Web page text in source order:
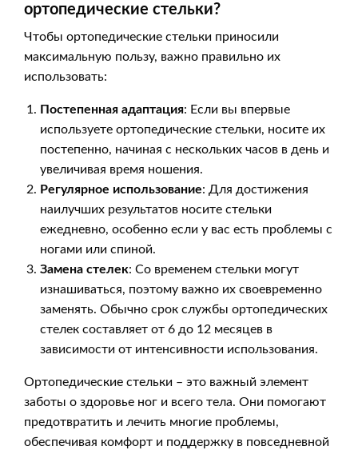
ортопедические стельки?
Чтобы ортопедические стельки приносили
максимальную пользу, важно правильно их
использовать:
Постепенная адаптация: Если вы впервые
используете ортопедические стельки, носите их
постепенно, начиная с нескольких часов в день и
увеличивая время ношения.
Регулярное использование: Для достижения
наилучших результатов носите стельки
ежедневно, особенно если у вас есть проблемы с
ногами или спиной.
Замена стелек: Со временем стельки могут
изнашиваться, поэтому важно их своевременно
заменять. Обычно срок службы ортопедических
стелек составляет от 6 до 12 месяцев в
зависимости от интенсивности использования.
Ортопедические стельки – это важный элемент
заботы о здоровье ног и всего тела. Они помогают
предотвратить и лечить многие проблемы,
обеспечивая комфорт и поддержку в повседневной